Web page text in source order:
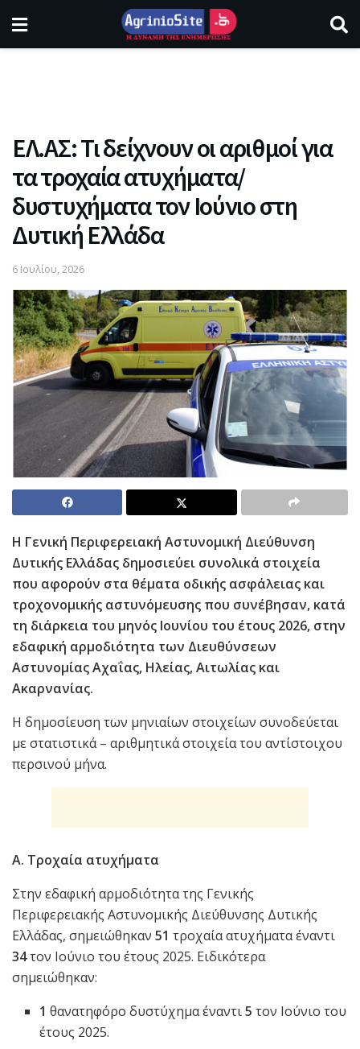
ΕΛ.ΑΣ: Τι δείχνουν οι αριθμοί για
τα τροχαία ατυχήματα/
δυστυχήματα τον Ιούνιο στη
Δυτική Ελλάδα
6 Ιουλίου, 2026
Η Γενική Περιφερειακή Αστυνομική Διεύθυνση
Δυτικής Ελλάδας δημοσιεύει συνολικά στοιχεία
που αφορούν στα θέματα οδικής ασφάλειας και
τροχονομικής αστυνόμευσης που συνέβησαν, κατά
τη διάρκεια του μηνός Ιουνίου του έτους 2026, στην
εδαφική αρμοδιότητα των Διευθύνσεων
Αστυνομίας Αχαΐας, Ηλείας, Αιτωλίας και
Ακαρνανίας.
Η δημοσίευση των μηνιαίων στοιχείων συνοδεύεται
με στατιστικά – αριθμητικά στοιχεία του αντίστοιχου
περσινού μήνα.
Α. Τροχαία ατυχήματα
Στην εδαφική αρμοδιότητα της Γενικής
Περιφερειακής Αστυνομικής Διεύθυνσης Δυτικής
Ελλάδας, σημειώθηκαν 51 τροχαία ατυχήματα έναντι
34τον Ιούνιο του έτους 2025. Ειδικότερα
σημειώθηκαν:
1θανατηφόρο δυστύχημα έναντι5 τον Ιούνιο του
έτους 2025.